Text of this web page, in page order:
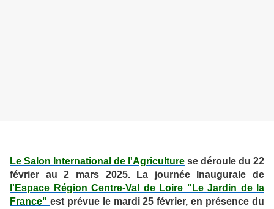
Le Salon International de l'Agriculture se déroule du 22
février au 2 mars 2025. La journée Inaugurale de
l'Espace Région Centre-Val de Loire "Le Jardin de la
France" est prévue le mardi 25 février, en présence du